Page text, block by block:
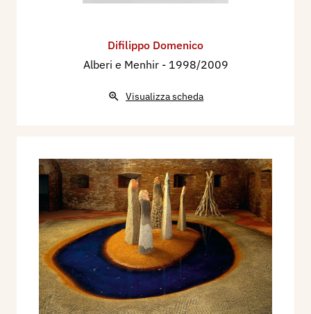
Difilippo Domenico
Alberi e Menhir - 1998/2009
Visualizza scheda